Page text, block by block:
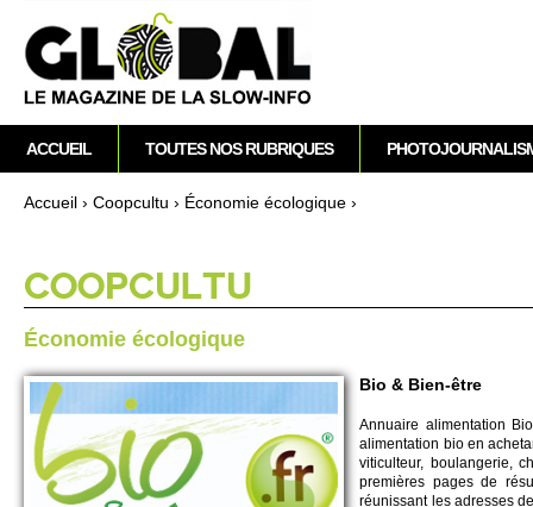
Accueil › Co­opcultu › Écono­mie éco­logique ›
CO­OPCULTU
Écono­mie éco­logique
Bio & Bien-être
Annuaire alimentation
alimentation bio en
vi­ti­culteur, bo­ulangerie,
premières pages de
réunissant les adre­sses
M
e
n
r
i
n
i
p
a
ACCUEIL TOUTES NOS RUBRIQUES